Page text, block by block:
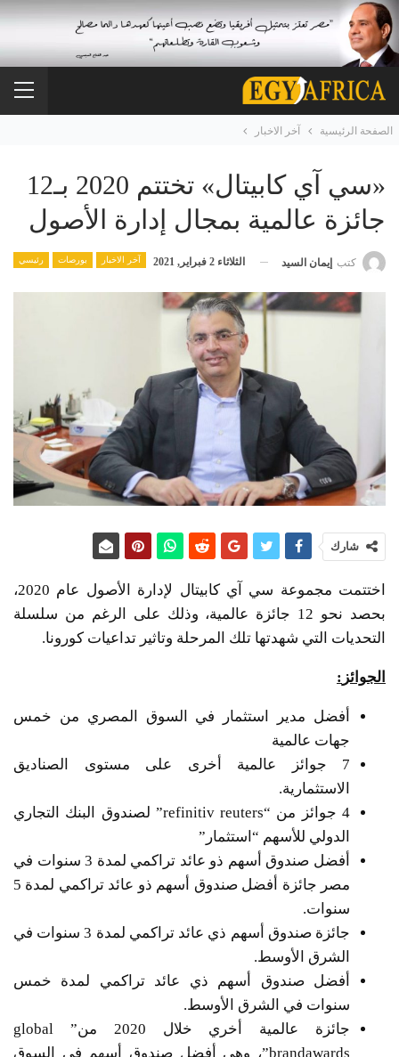
الصفحة الرئيسية آخر الاخبار
«سي آي كابيتال» تختتم 2020 بـ12
جائزة عالمية بمجال إدارة الأصول
آخر الاخبار بورصات رئيسي كتب إيمان السيد الثلاثاء 2 فبراير, 2021
شارك
اختتمت مجموعة سي آي كابيتال لإدارة الأصول عام 2020،
بحصد نحو 12 جائزة عالمية، وذلك على الرغم من سلسلة
التحديات التي شهدتها تلك المرحلة وتاثير تداعيات كورونا.
الجوائز :
أفضل مدير استثمار في السوق المصري من خمس
جهات عالمية
7 جوائز عالمية أخرى على مستوى الصناديق
الاستثمارية.
4 جوائز من “refinitiv reuters” لصندوق البنك التجاري
الدولي للأسهم “استثمار”
أفضل صندوق أسهم ذو عائد تراكمي لمدة 3 سنوات في
مصر جائزة أفضل صندوق أسهم ذو عائد تراكمي لمدة 5
سنوات.
جائزة صندوق أسهم ذي عائد تراكمي لمدة 3 سنوات في
الشرق الأوسط.
أفضل صندوق أسهم ذي عائد تراكمي لمدة خمس
سنوات في الشرق الأوسط.
جائزة عالمية أخري خلال 2020 من” global
brandawards”، وهي أفضل صندوق أسهم في السوق